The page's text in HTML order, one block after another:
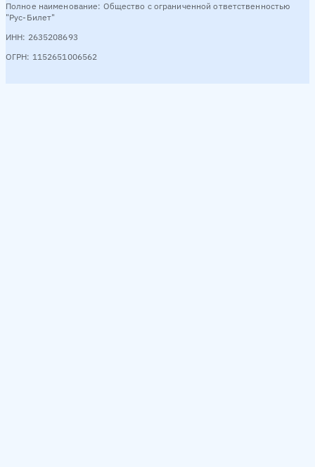
Полное наименование: Общество с ограниченной ответственностью
"Рус-Билет"
ИНН: 2635208693
ОГРН: 1152651006562